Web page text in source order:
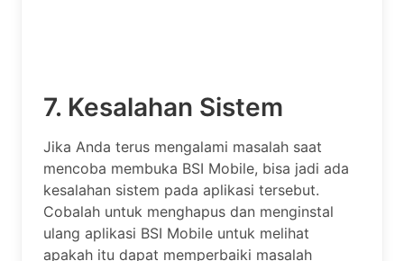
7. Kesalahan Sistem
Jika Anda terus mengalami masalah saat
mencoba membuka BSI Mobile, bisa jadi ada
kesalahan sistem pada aplikasi tersebut.
Cobalah untuk menghapus dan menginstal
ulang aplikasi BSI Mobile untuk melihat
apakah itu dapat memperbaiki masalah